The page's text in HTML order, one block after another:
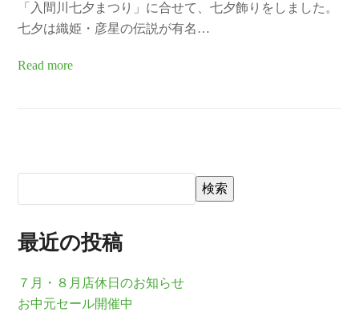
「入間川七夕まつり」に合せて、七夕飾りをしました。
七夕は織姫・彦星の伝説が有名…
Read more
検索
最近の投稿
７月・８月店休日のお知らせ
お中元セール開催中